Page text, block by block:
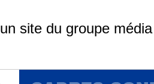
un site du groupe média